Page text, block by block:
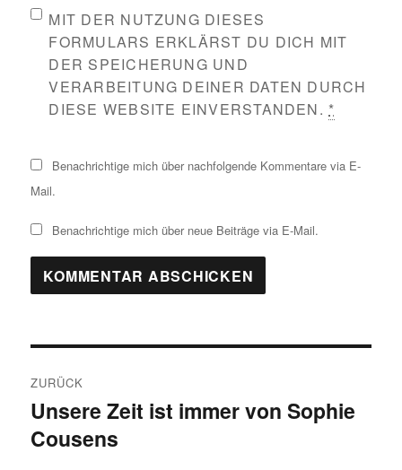
MIT DER NUTZUNG DIESES
FORMULARS ERKLÄRST DU DICH MIT
DER SPEICHERUNG UND
VERARBEITUNG DEINER DATEN DURCH
DIESE WEBSITE EINVERSTANDEN. *
Benachrichtige mich über nachfolgende Kommentare via E-
Mail.
Benachrichtige mich über neue Beiträge via E-Mail.
ZURÜCK
Vorheriger
Beitrag:
Unsere Zeit ist immer von Sophie
Cousens